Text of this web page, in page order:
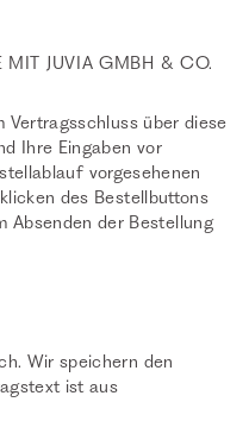
MIT JUVIA GMBH & CO.
Vertragsschluss über diese
Ihre Eingaben vor
vorgesehenen
des Bestellbuttons
Absenden der Bestellung
Wir speichern den
ist aus